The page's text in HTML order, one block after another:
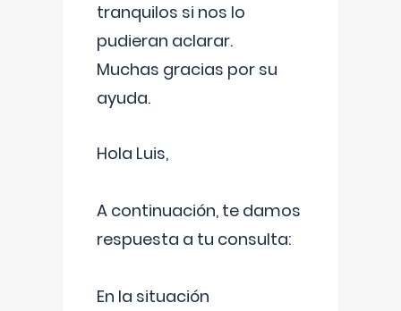
tranquilos si nos lo
pudieran aclarar.
Muchas gracias por su
ayuda.
Hola Luis,
A continuación, te damos
respuesta a tu consulta:
En la situación